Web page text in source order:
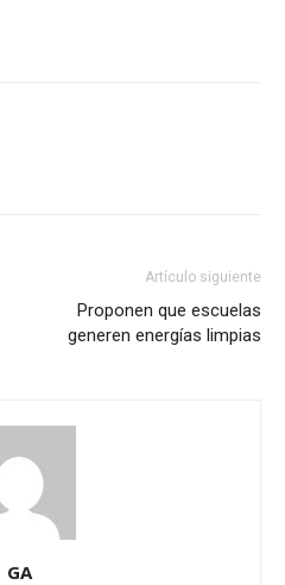
Artículo siguiente
Proponen que escuelas
generen energías limpias
GA